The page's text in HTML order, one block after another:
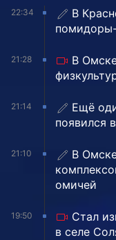
22:34
В
21:28
В
21:14
Ещё
появился
21:10
В
омичей
19:50
Стал
в селе